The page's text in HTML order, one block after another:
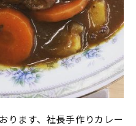
ります、社長手作りカレー